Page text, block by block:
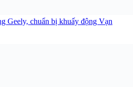
Geely, chuẩn bị khuấy động Vạn